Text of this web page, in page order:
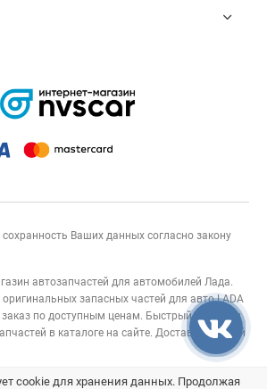
Ваших данных согласно закону
автозапчастей для автомобилей Лада.
запасных частей для авто LADA
по доступным ценам. Быстрый подбор и
в каталоге на сайте. Доставка по всей
Все права защищеныкарта сайта;
cookie для хранения данных. Продолжая